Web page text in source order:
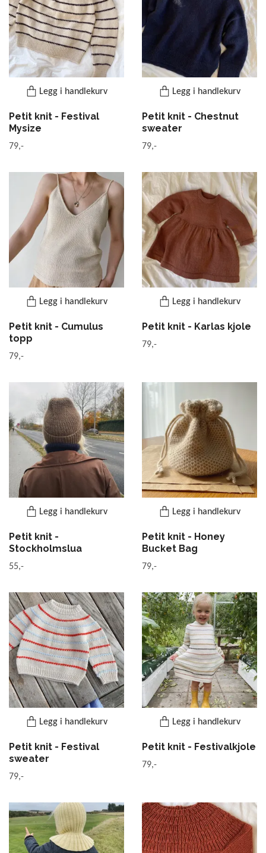
Legg i handlekurv
Petit knit - Festival
Mysize
79,-
Legg i handlekurv
Petit knit - Chestnut
sweater
79,-
Legg i handlekurv
Petit knit - Cumulus
topp
79,-
Legg i handlekurv
Petit knit - Karlas kjole
79,-
Legg i handlekurv
Petit knit -
Stockholmslua
55,-
Legg i handlekurv
Petit knit - Honey
Bucket Bag
79,-
Legg i handlekurv
Petit knit - Festival
sweater
79,-
Legg i handlekurv
Petit knit - Festivalkjole
79,-